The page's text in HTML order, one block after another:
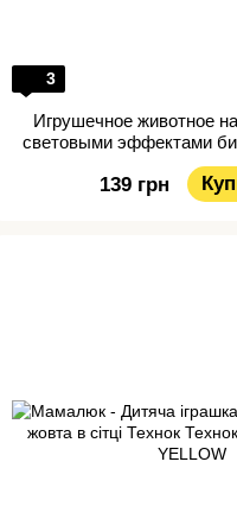
3
Игрушечное животное
световыми эффектами
139 грн